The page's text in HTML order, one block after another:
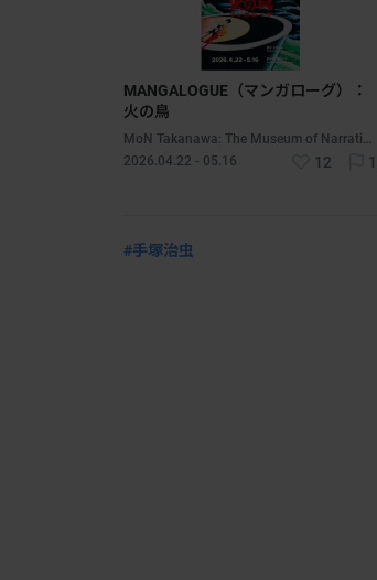
MANGALOGUE（マンガローグ）：
火の鳥
MoN Takanawa: The Museum of Narratives Box1000｜品川 - 天王洲｜東京
2026.04.22 - 05.16
12 1
#手塚治虫